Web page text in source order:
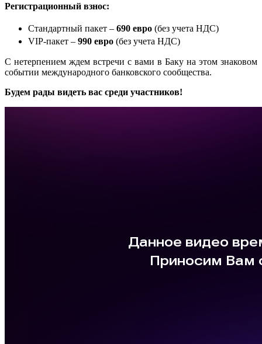
Регистрационный взнос:
Стандартный пакет – 690 евро (без учета НДС)
VIP-пакет – 990 евро (без учета НДС)
С нетерпением ждем встречи с вами в Баку на этом знаковом
событии международного банковского сообщества.
Будем рады видеть вас среди участников!